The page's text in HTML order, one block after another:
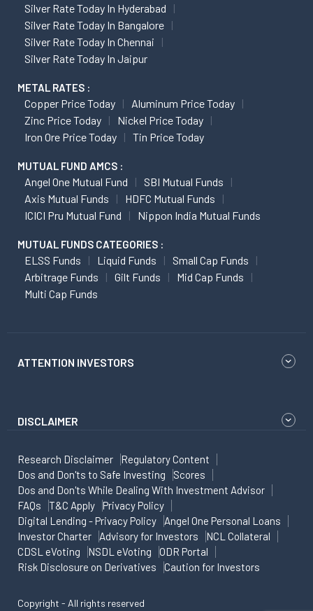
Silver Rate Today In Hyderabad
Silver Rate Today In Bangalore
Silver Rate Today In Chennai
Silver Rate Today In Jaipur
METAL RATES :
Copper Price Today
Aluminum Price Today
Zinc Price Today
Nickel Price Today
Iron Ore Price Today
Tin Price Today
MUTUAL FUND AMCS :
Angel One Mutual Fund
SBI Mutual Funds
Axis Mutual Funds
HDFC Mutual Funds
ICICI Pru Mutual Fund
Nippon India Mutual Funds
MUTUAL FUNDS CATEGORIES :
ELSS Funds Liquid Funds
Small Cap Funds
Arbitrage Funds
Gilt Funds
Mid Cap Funds
Multi Cap Funds
ATTENTION INVESTORS
DISCLAIMER
Research Disclaimer
Regulatory Content
Dos and Don'ts to Safe Investing
Scores
Dos and Don'ts While Dealing With Investment Advisor
FAQs
T&C Apply
Privacy Policy
Digital Lending - Privacy Policy
Angel One Personal Loans
Investor Charter
Advisory for Investors
NCL Collateral
CDSL eVoting
NSDL eVoting
ODR Portal
Risk Disclosure on Derivatives
Caution for Investors
Copyright - All rights reserved